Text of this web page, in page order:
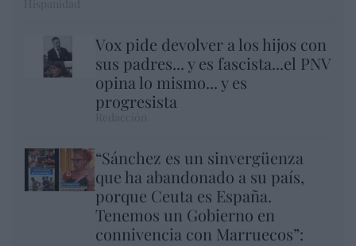
Vox pide devolver a los hijos con
sus padres... y es fascista...el PNV
opina lo mismo... y es
progresista
“Sánchez es un sinvergüenza
que ha abandonado a su país,
porque Ceuta es España.
Tenemos un Gobierno en
connivencia con Marruecos”: